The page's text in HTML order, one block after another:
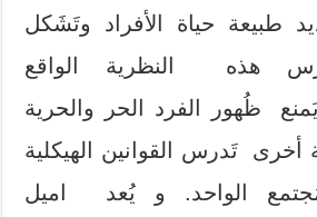
طبيعة حياة الأفراد وتَشَكل
هذه النظرية الواقع
ظُهور الفرد الحر والحرية
أخرى تَدرس القوانين الهيكلية
الواحد. و يُعد اميل